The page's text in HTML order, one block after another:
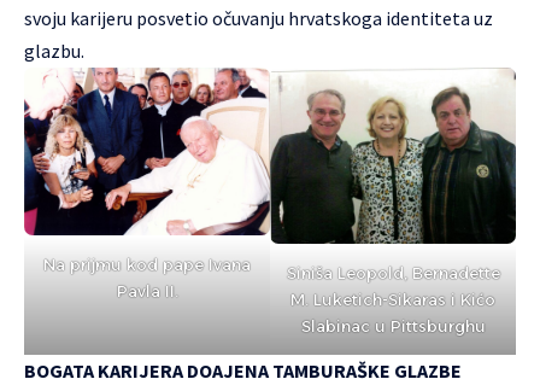
svoju karijeru posvetio očuvanju hrvatskoga identiteta uz
glazbu.
Na prijmu kod pape Ivana
Pavla II.
Siniša Leopold, Bernadette
M. Luketich-Sikaras i Kićo
Slabinac u Pittsburghu
BOGATA KARIJERA DOAJENA TAMBURAŠKE GLAZBE